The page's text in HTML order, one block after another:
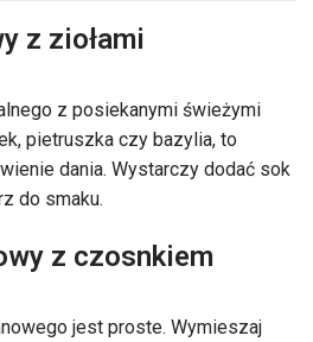
z ziołami
z posiekanymi świeżymi
pietruszka czy bazylia, to
dania. Wystarczy dodać sok
do smaku.
z czosnkiem
jest proste. Wymieszaj